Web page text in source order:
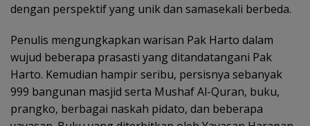
dengan perspektif yang unik dan samasekali berbeda.
Penulis mengungkapkan warisan Pak Harto dalam
wujud beberapa prasasti yang ditandatangani Pak
Harto. Kemudian hampir seribu, persisnya sebanyak
999 bangunan masjid serta Mushaf Al-Quran, buku,
prangko, berbagai naskah pidato, dan beberapa